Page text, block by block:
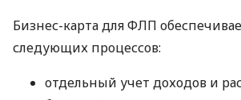
Бизнес-карта для ФЛП
следующих процессов:
отдельный учет доходов и